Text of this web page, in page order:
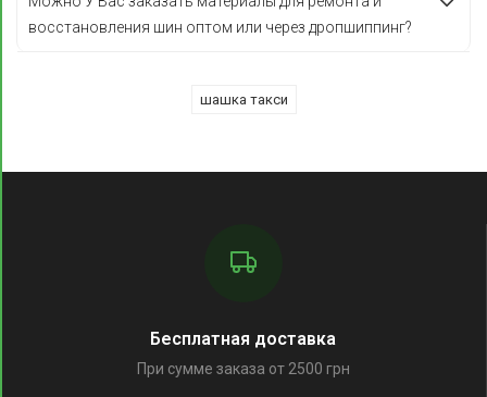
восстановления шин оптом или через дропшиппинг?
шашка такси
Бесплатная доставка
При сумме заказа от 2500 грн